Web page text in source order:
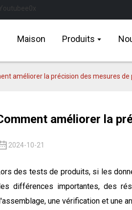
Maison Produits
améliorer la précision des mesures de
améliorer la
2024-10-21
des tests de produits, si les
différences importantes, des
une vérification et une